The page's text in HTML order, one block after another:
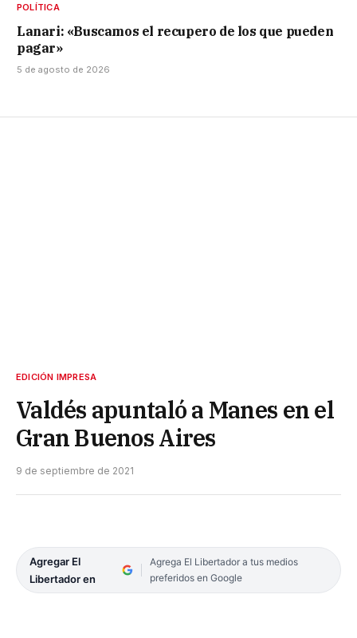
POLÍTICA
Lanari: «Buscamos el recupero de los que pueden
pagar»
5 de agosto de 2026
EDICIÓN IMPRESA
Valdés apuntaló a Manes en el
Gran Buenos Aires
9 de septiembre de 2021
Agregar El
Libertador en
Agrega El Libertador a tus medios
preferidos en Google